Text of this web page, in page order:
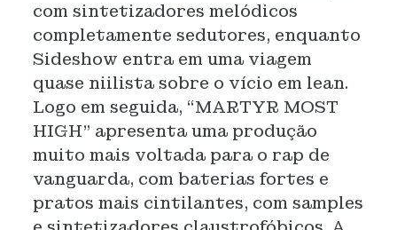
com sintetizadores melódicos
completamente sedutores, enquanto
Sideshow entra em uma viagem
quase niilista sobre o vício em lean.
Logo em seguida, “MARTYR MOST
HIGH” apresenta uma produção
muito mais voltada para o rap de
vanguarda, com baterias fortes e
pratos mais cintilantes, com samples